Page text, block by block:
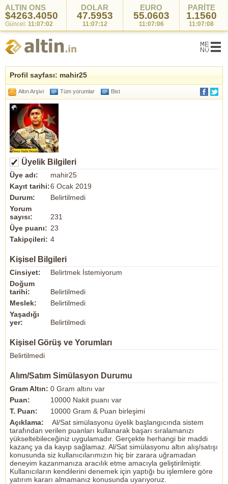
ALTIN ONS
$4263.4050
Güncel: 11:07:02
DOLAR
47.5953
11:07:12
EURO
55.0603
11:07:06
PARİTE
1.1560
11:07:08
Profil sayfası: mahir25
Altın Arşivi Tüm yorumlar Bist
Üyelik Bilgileri
Üye adı:
mahir25
Kayıt tarihi:6 Ocak 2019
Durum:
Belirtilmedi
Yorum
sayısı:
231
Üye puanı: 23
Takipçileri: 4
Kişisel Bilgileri
Cinsiyet:
Belirtmek İstemiyorum
Doğum
tarihi:
Belirtilmedi
Meslek:
Belirtilmedi
Yaşadığı
yer:
Belirtilmedi
Kişisel Görüş ve Yorumları
Belirtilmedi
Alım/Satım Simülasyon Durumu
Gram Altın: 0 Gram altını var
Puan:
10000 Nakit puanı var
T. Puan:
10000 Gram & Puan birleşimi
Açıklama:
Al/Sat simülasyonu üyelik başlangıcında sistem
tarafından verilen puanları kullanarak başarı sıralamanızı
yükseltebileceğiniz uygulamadır. Gerçekte herhangi bir maddi
kazanç ya da kayıp sağlamaz. Al/Sat simülasyonu altın alış/satışı
konusunda siz kullanıcılarımızın hiç bir zarara uğramadan
deneyim kazanmanıza aracılık etme amacıyla geliştirilmiştir.
Kullanıcıların kendilerini denemek için yaptığı bu işlemlere göre
yatırım kararı almamanız konusunda uyarıyoruz.